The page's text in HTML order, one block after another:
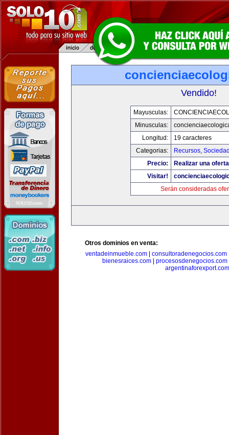
Vendido!
Mayusculas:
Minusculas:
Longitud:
19 caracteres
Categorias:
Recursos,
Precio:
Realizar una
Visitar!
Serán consideradas
Otros dominios en venta:
ventadeinmueble.com| consultoradenegocios.com
bienesraices.com
procesosdenegocios.com
argentinaforexport.com